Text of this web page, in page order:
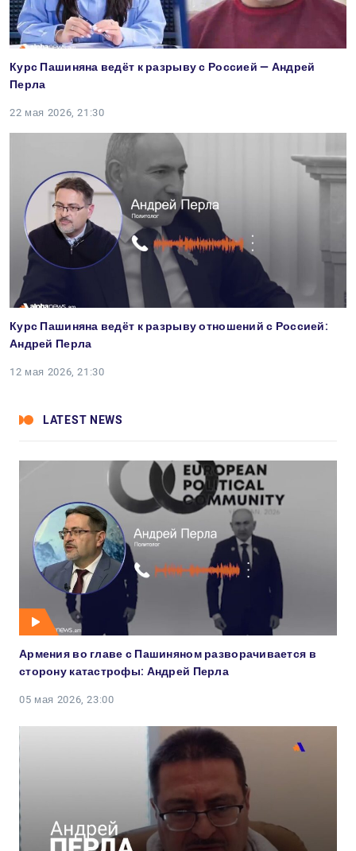
Курс Пашиняна ведёт к разрыву с Россией — Андрей
Перла
22 мая 2026, 21:30
Курс Пашиняна ведёт к разрыву отношений с Россией:
Андрей Перла
12 мая 2026, 21:30
LATEST NEWS
Армения во главе с Пашиняном разворачивается в
сторону катастрофы: Андрей Перла
05 мая 2026, 23:00